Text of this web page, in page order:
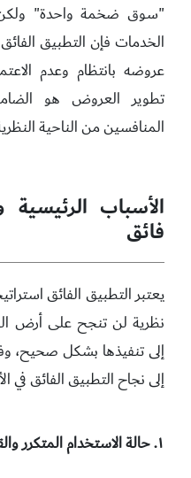
"سوق ضخمة واحدة" ولكن
الخدمات فإن التطبيق
عروضه بانتظام وعدم
تطوير العروض هو
المنافسين من الناحية
الأسباب
فائق
يعتبر التطبيق الفائق
نظرية لن تنجح على أرض
إلى تنفيذها بشكل صحيح،
إلى نجاح التطبيق الفائق في
١. حالة الاستخدام المتكرر والقوي